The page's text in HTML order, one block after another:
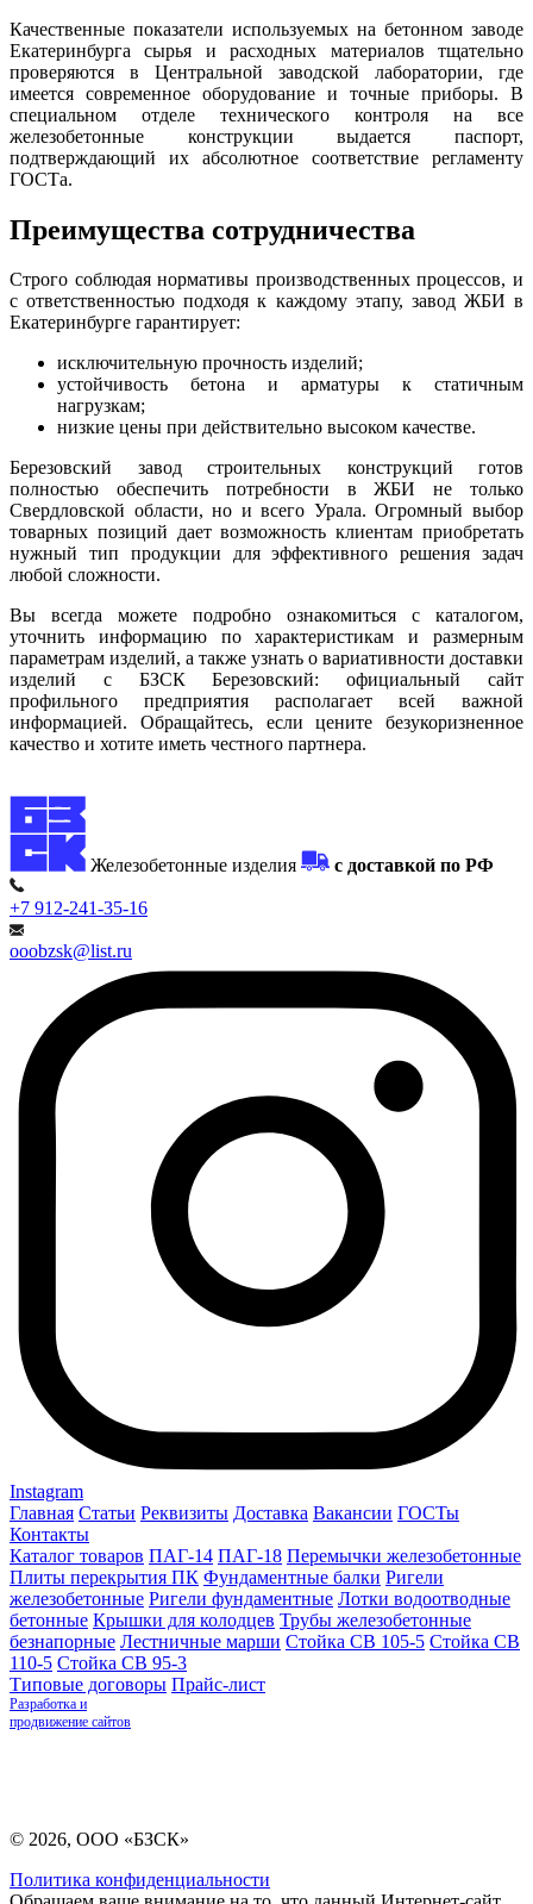
Качественные показатели используемых на бетонном заводе
Екатеринбурга сырья и расходных материалов тщательно
проверяются в Центральной заводской лаборатории, где
имеется современное оборудование и точные приборы. В
специальном отделе технического контроля на все
железобетонные конструкции выдается паспорт,
подтверждающий их абсолютное соответствие регламенту
ГОСТа.
Преимущества сотрудничества
Строго соблюдая нормативы производственных процессов, и
с ответственностью подходя к каждому этапу, завод ЖБИ в
Екатеринбурге гарантирует:
исключительную прочность изделий;
устойчивость бетона и арматуры к статичным
нагрузкам;
низкие цены при действительно высоком качестве.
Березовский завод строительных конструкций готов
полностью обеспечить потребности в ЖБИ не только
Свердловской области, но и всего Урала. Огромный выбор
товарных позиций дает возможность клиентам приобретать
нужный тип продукции для эффективного решения задач
любой сложности.
Вы всегда можете подробно ознакомиться с каталогом,
уточнить информацию по характеристикам и размерным
параметрам изделий, а также узнать о вариативности доставки
изделий с БЗСК Березовский: официальный сайт
профильного предприятия располагает всей важной
информацией. Обращайтесь, если цените безукоризненное
качество и хотите иметь честного партнера.
Железобетонные изделия с доставкой по РФ
+7 912-241-35-16
ooobzsk@list.ru
Instagram
Главная Статьи Реквизиты Доставка Вакансии ГОСТы
Контакты
Каталог товаров ПАГ-14 ПАГ-18 Перемычки железобетонные
Плиты перекрытия ПК Фундаментные балки Ригели
железобетонные Ригели фундаментные Лотки водоотводные
бетонные Крышки для колодцев Трубы железобетонные
безнапорные Лестничные марши Стойка СВ 105-5 Стойка СВ
110-5 Стойка СВ 95-3
Типовые договоры Прайс-лист
Разработка и
продвижение сайтов
© 2026, ООО «БЗСК»
Политика конфиденциальности